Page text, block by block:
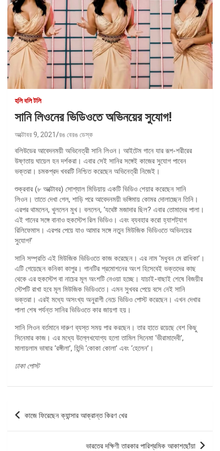
হলি বলি টলি
সানি লিওনের ভিডিওতে অভিনয়ের সুযোগ!
অক্টোবর 9, 2021 রঙ বেরঙ ডেস্ক
বলিউডের আবেদনময়ী অভিনেত্রী সানি লিওন। আইটেম গানে যার রূপ-শরীরের
উষ্ণতায় ঘায়েল হন দর্শকরা। এবার সেই সানির সঙ্গেই কাজের সুযোগ পাবেন
ভক্তরা। চমকপ্রদ খবরটি নিশ্চিত করেছেন অভিনেত্রী নিজেই।
শুক্রবার (৮ অক্টোবর) সোশ্যাল মিডিয়ায় একটি ভিডিও শেয়ার করেছেন সানি
লিওন। তাতে দেখা গেল, শাড়ি পরে আবেদনময়ী ভঙ্গিমায় কোমর দোলাচ্ছেন তিনি।
এরপর থামলেন, খুললেন মুখ। বললেন, ‘যথেষ্ট মজাদার ছিল? এবার তোমাদের পালা।
এই গানের সঙ্গে বানাও হুকস্টেপ রিল ভিডিও। এবং ব্যবহার করো হ্যাশট্যাগ
রিলিফেমাস। এরপর পেয়ে যাও আমার সঙ্গে নতুন মিউজিক ভিডিওতে অভিনয়ের
সুযোগ!’
সানি সম্প্রতি এই মিউজিক ভিডিওতে কাজ করেছেন। এর নাম ‘মধুবন মে রাধিকা’।
এটি গেয়েছেন কনিকা কাপুর। গানটির প্রমোশনের অংশ হিসেবেই ভক্তদের কাছ
থেকে এর হুকস্টেপ বা নাচের মূল অংশটি নেওয়া হচ্ছে। যাচাই-বাছাই শেষে বিজয়ীর
স্টেপটি রাখা হবে মূল মিউজিক ভিডিওতে। এমন সুখবর পেয়ে বসে নেই সানি
ভক্তরা। এরই মধ্যে অসংখ্য অনুরাগী নেচে ভিডিও পোস্ট করেছেন। এখন দেখার
পালা শেষ পর্যন্ত সানির ভিডিওতে কার জায়গা হয়।
সানি লিওন বর্তমানে দারুণ ব্যস্ত সময় পার করছেন। তার হাতে রয়েছে বেশ কিছু
সিনেমার কাজ। এর মধ্যে উল্লেখযোগ্য হলো তামিল সিনেমা ‘ভীরামাদেবী’,
মালায়লাম ভাষার ‘রঙ্গীলা’, হিন্দি ‘কোকা কোলা’ এবং ‘হেলেন’।
ঢাকা পোস্ট
পোস্ট
কাজে ফিরেছেন ক্যান্সার আক্রান্ত কিরণ খের
ভারতের দক্ষিণী তারকার পারিশ্রমিক আকাশছোঁয়া